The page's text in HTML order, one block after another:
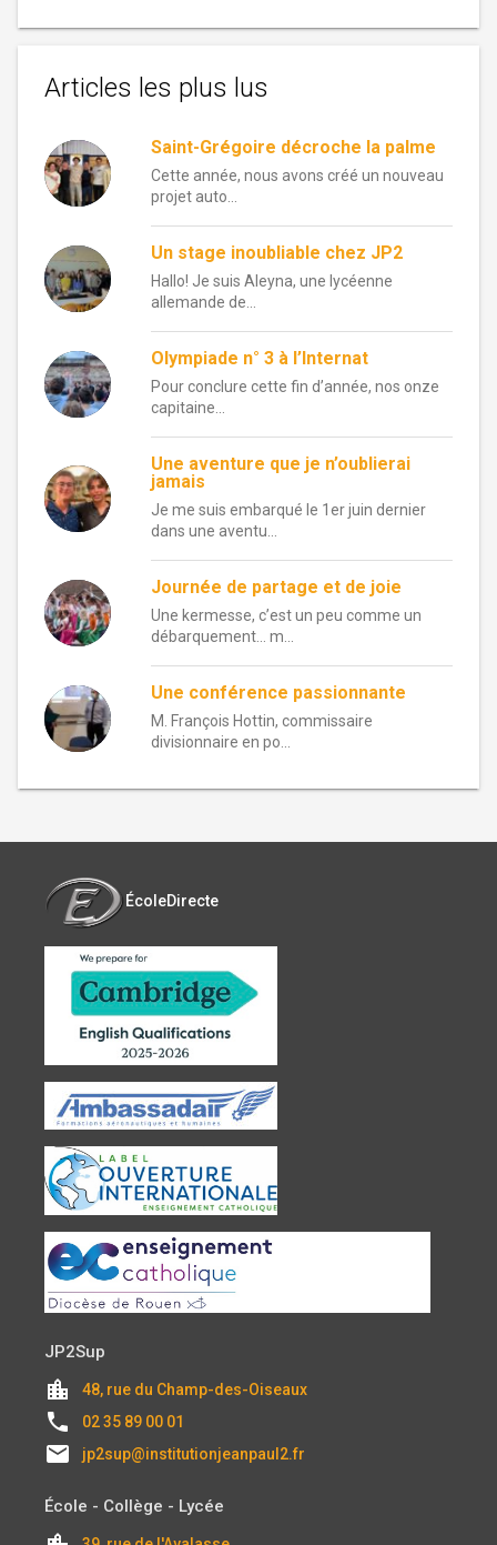
Articles les plus lus
Saint-Grégoire décroche la palme
Cette année, nous avons créé un nouveau
projet auto...
Un stage inoubliable chez JP2
Hallo! Je suis Aleyna, une lycéenne
allemande de...
Olympiade n° 3 à l’Internat
Pour conclure cette fin d’année, nos onze
capitaine...
Une aventure que je n’oublierai
jamais
Je me suis embarqué le 1er juin dernier
dans une aventu...
Journée de partage et de joie
Une kermesse, c’est un peu comme un
débarquement… m...
Une conférence passionnante
M. François Hottin, commissaire
divisionnaire en po...
ÉcoleDirecte
JP2Sup
location_city 48, rue du Champ-des-Oiseaux
local_phone 02 35 89 00 01
email jp2sup@institutionjeanpaul2.fr
École - Collège - Lycée